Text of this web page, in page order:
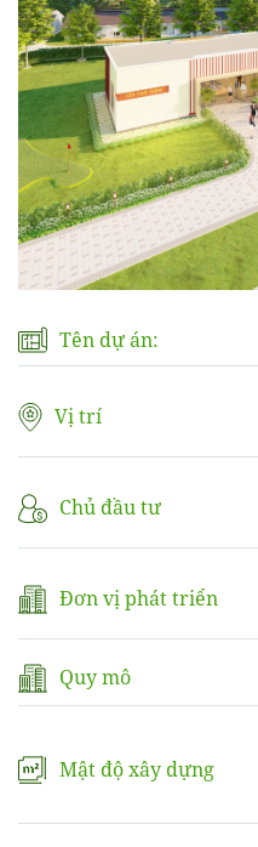
Tên dự án:
Vị trí
Chủ đầu tư
Đơn vị phát triển
Quy mô
Mật độ xây dựng